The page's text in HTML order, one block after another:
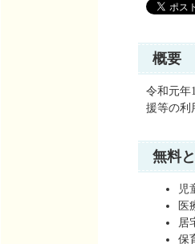
概要
令和元年
援等の利
無料
児
医
居
保